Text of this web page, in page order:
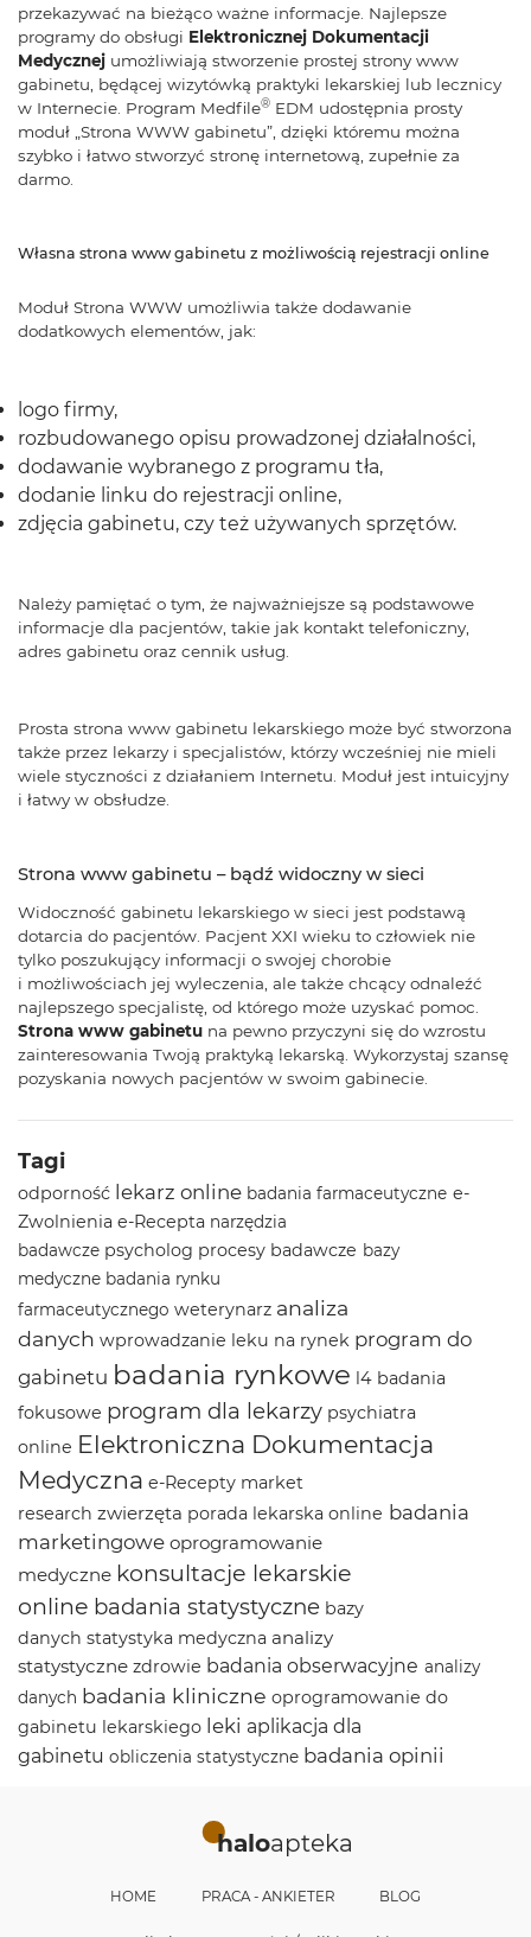
przekazywać na bieżąco ważne informacje. Najlepsze
programy do obsługi Elektronicznej Dokumentacji
Medycznej umożliwiają stworzenie prostej strony www
gabinetu, będącej wizytówką praktyki lekarskiej lub lecznicy
w Internecie. Program Medfile® EDM udostępnia prosty
moduł „Strona WWW gabinetu”, dzięki któremu można
szybko i łatwo stworzyć stronę internetową, zupełnie za
darmo.
Własna strona www gabinetu z możliwością rejestracji online
Moduł Strona WWW umożliwia także dodawanie
dodatkowych elementów, jak:
logo firmy,
rozbudowanego opisu prowadzonej działalności,
dodawanie wybranego z programu tła,
dodanie linku do rejestracji online,
zdjęcia gabinetu, czy też używanych sprzętów.
Należy pamiętać o tym, że najważniejsze są podstawowe
informacje dla pacjentów, takie jak kontakt telefoniczny,
adres gabinetu oraz cennik usług.
Prosta strona www gabinetu lekarskiego może być stworzona
także przez lekarzy i specjalistów, którzy wcześniej nie mieli
wiele styczności z działaniem Internetu. Moduł jest intuicyjny
i łatwy w obsłudze.
Strona www gabinetu – bądź widoczny w sieci
Widoczność gabinetu lekarskiego w sieci jest podstawą
dotarcia do pacjentów. Pacjent XXI wieku to człowiek nie
tylko poszukujący informacji o swojej chorobie
i możliwościach jej wyleczenia, ale także chcący odnaleźć
najlepszego specjalistę, od którego może uzyskać pomoc.
Strona www gabinetu na pewno przyczyni się do wzrostu
zainteresowania Twoją praktyką lekarską. Wykorzystaj szansę
pozyskania nowych pacjentów w swoim gabinecie.
Tagi
odporność lekarz online badania farmaceutyczne e-
Zwolnienia e-Recepta narzędzia
badawcze psycholog procesy badawcze bazy
medyczne badania rynku
farmaceutycznego weterynarz analiza
danych wprowadzanie leku na rynek program do
gabinetu badania rynkowe l4 badania
fokusowe program dla lekarzy psychiatra
online Elektroniczna Dokumentacja
Medyczna e-Recepty market
research zwierzęta porada lekarska online badania
marketingowe oprogramowanie
medyczne konsultacje lekarskie
online badania statystyczne bazy
danych statystyka medyczna analizy
statystyczne zdrowie badania obserwacyjne analizy
danych badania kliniczne oprogramowanie do
gabinetu lekarskiego leki aplikacja dla
gabinetu obliczenia statystyczne badania opinii
haloapteka
HOME PRACA - ANKIETER BLOG